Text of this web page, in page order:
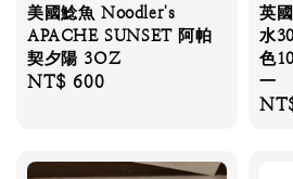
美國鯰魚 Noodler's
APACHE SUNSET 阿帕
契夕陽 3OZ
Regular
NT$ 600
英
水
色
一